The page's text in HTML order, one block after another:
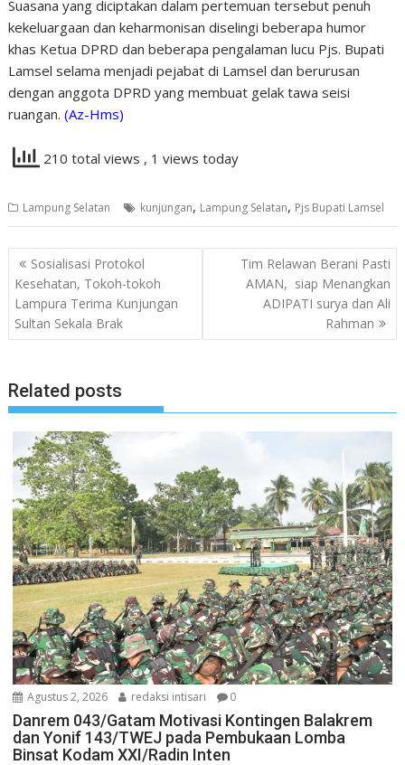
Suasana yang diciptakan dalam pertemuan tersebut penuh
kekeluargaan dan keharmonisan diselingi beberapa humor
khas Ketua DPRD dan beberapa pengalaman lucu Pjs. Bupati
Lamsel selama menjadi pejabat di Lamsel dan berurusan
dengan anggota DPRD yang membuat gelak tawa seisi
ruangan.(Az-Hms)
210 total views , 1 views today
Lampung Selatan kunjungan, Lampung Selatan, Pjs Bupati Lamsel
Navigasi
pos
Sosialisasi Protokol
Kesehatan, Tokoh-tokoh
Lampura Terima Kunjungan
Sultan Sekala Brak
Tim Relawan Berani Pasti
AMAN, siap Menangkan
ADIPATI surya dan Ali
Rahman
Related posts
Agustus 2, 2026 redaksi intisari 0
Danrem 043/Gatam Motivasi Kontingen Balakrem
dan Yonif 143/TWEJ pada Pembukaan Lomba
Binsat Kodam XXI/Radin Inten